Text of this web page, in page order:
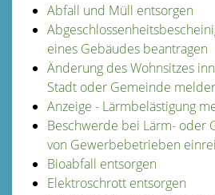
Abfall und Müll entsorgen
eines Gebäudes beantragen
Änderung des Wohnsitzes
Stadt oder Gemeinde
Anzeige - Lärmbelästigung
Beschwerde bei Lärm- oder
von Gewerbebetrieben
Bioabfall entsorgen
Elektroschrott entsorgen